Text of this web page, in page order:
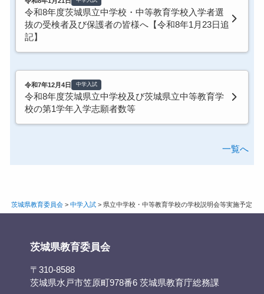
令和8年度茨城県立中学校・中等教育学校入学者選
抜の受検者及び保護者の皆様へ【令和8年1月23日追
記】
令和7年12月4日 中学入試
令和8年度茨城県立中学校及び茨城県立中等教育学
校の第1学年入学志願者数等
一覧へ
茨城県教育委員会> 中学入試> 県立中学校・中等教育学校の学校説明会等実施予定
茨城県教育委員会
〒310-8588
茨城県水戸市笠原町978番6 茨城県教育庁総務課